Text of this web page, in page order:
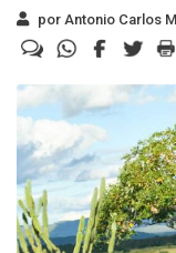
por Antonio Carlos